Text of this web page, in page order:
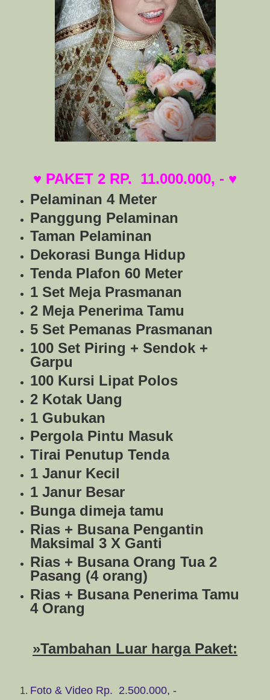
♥ PAKET 2 RP.
11.000.000, - ♥
Pelaminan 4 Meter
Panggung Pelaminan
Taman Pelaminan
Dekorasi Bunga Hidup
Tenda Plafon 60 Meter
1 Set Meja Prasmanan
2 Meja Penerima Tamu
5 Set Pemanas Prasmanan
100 Set Piring + Sendok +
Garpu
100 Kursi Lipat Polos
2 Kotak Uang
1 Gubukan
Pergola Pintu Masuk
Tirai Penutup Tenda
1 Janur Kecil
1 Janur Besar
Bunga dimeja tamu
Rias + Busana Pengantin
Maksimal 3 X Ganti
Rias + Busana Orang Tua 2
Pasang (4 orang)
Rias + Busana Penerima Tamu
4 Orang
»Tambahan Luar harga Paket:
Foto & Video Rp. 2.500.000, -